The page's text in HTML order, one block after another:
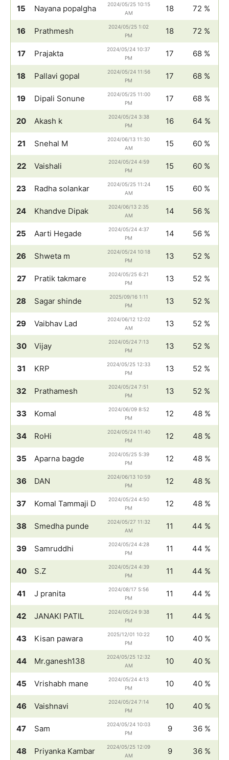
15 Nayana popalgha
2024/05/25 10:15
AM
18 72 %
16 Prathmesh
2024/05/25 1:02
PM
18 72 %
17 Prajakta
2024/05/24 10:37
PM
17 68 %
18 Pallavi gopal
2024/05/24 11:56
PM
17 68 %
19 Dipali Sonune
2024/05/25 11:00
PM
17 68 %
20 Akash k
2024/05/24 3:38
PM
16 64 %
21 Snehal M
2024/06/13 11:30
AM
15 60 %
22 Vaishali
2024/05/24 4:59
PM
15 60 %
23 Radha solankar
2024/05/25 11:24
AM
15 60 %
24 Khandve Dipak
2024/06/13 2:35
AM
14 56 %
25 Aarti Hegade
2024/05/24 4:37
PM
14 56 %
26 Shweta m
2024/05/24 10:18
PM
13 52 %
27 Pratik takmare
2024/05/25 6:21
PM
13 52 %
28 Sagar shinde
2025/09/16 1:11
PM
13 52 %
29 Vaibhav Lad
2024/06/12 12:02
AM
13 52 %
30 Vijay
2024/05/24 7:13
PM
13 52 %
31 KRP
2024/05/25 12:33
PM
13 52 %
32 Prathamesh
2024/05/24 7:51
PM
13 52 %
33 Komal
2024/06/09 8:52
PM
12 48 %
34 RoHi
2024/05/24 11:40
PM
12 48 %
35 Aparna bagde
2024/05/25 5:39
PM
12 48 %
36 DAN
2024/06/13 10:59
PM
12 48 %
37 Komal Tammaji D
2024/05/24 4:50
PM
12 48 %
38 Smedha punde
2024/05/27 11:32
AM
11 44 %
39 Samruddhi
2024/05/24 4:28
PM
11 44 %
40 S.Z
2024/05/24 4:39
PM
11 44 %
41 J pranita
2024/08/17 5:56
PM
11 44 %
42 JANAKI PATIL
2024/05/24 9:38
PM
11 44 %
43 Kisan pawara
2025/12/01 10:22
PM
10 40 %
44 Mr.ganesh138
2024/05/25 12:32
AM
10 40 %
45 Vrishabh mane
2024/05/24 4:13
PM
10 40 %
46 Vaishnavi
2024/05/24 7:14
PM
10 40 %
47 Sam
2024/05/24 10:03
PM
9 36 %
48 Priyanka Kambar
2024/05/25 12:09
AM
9 36 %